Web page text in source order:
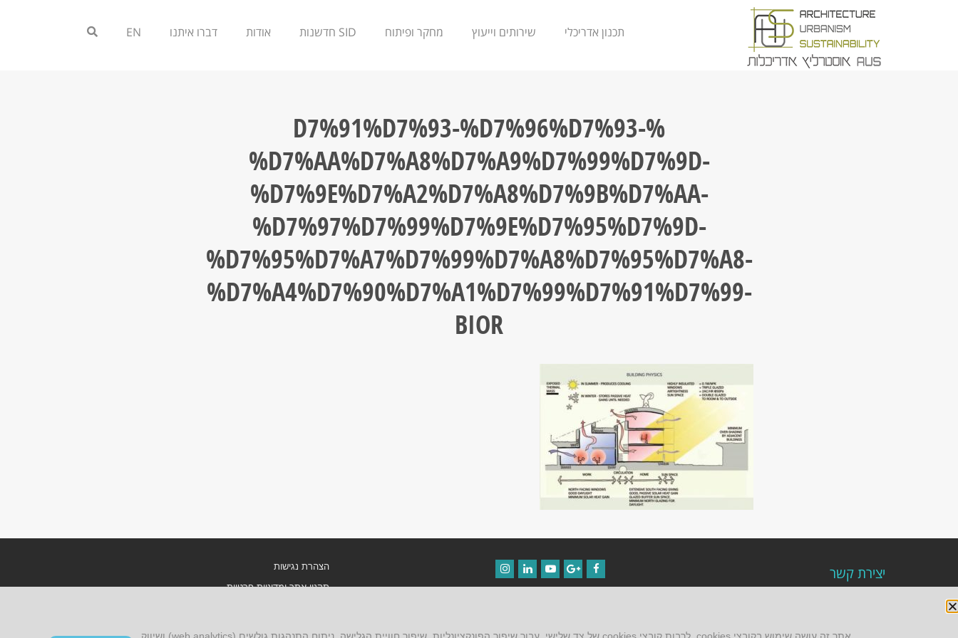
תכנון אדריכלי שירותים וייעוץ מחקר ופיתוח SID חדשנות אודות דברו איתנו EN
%D7%91%D7%93-%D7%96%D7%93-
%D7%AA%D7%A8%D7%A9%D7%99%D7%9D-
%D7%9E%D7%A2%D7%A8%D7%9B%D7%AA-
%D7%97%D7%99%D7%9E%D7%95%D7%9D-
%D7%95%D7%A7%D7%99%D7%A8%D7%95%D7%A8-
%D7%A4%D7%90%D7%A1%D7%99%D7%91%D7%99-
BIOR
יצירת קשר
Facebook
Google+
YouTube
LinkedIn
Instagram
הצהרת נגישות
תקנון אתר ומדיניות פרטיות
אתר זה עושה שימוש בקובצי cookies, לרבות קובצי cookies של צד שלישי, עבור שיפור הפונקציונליות, שיפור חוויית הגלישה, ניתוח התנהגות גולשים (web analytics) ושיווק